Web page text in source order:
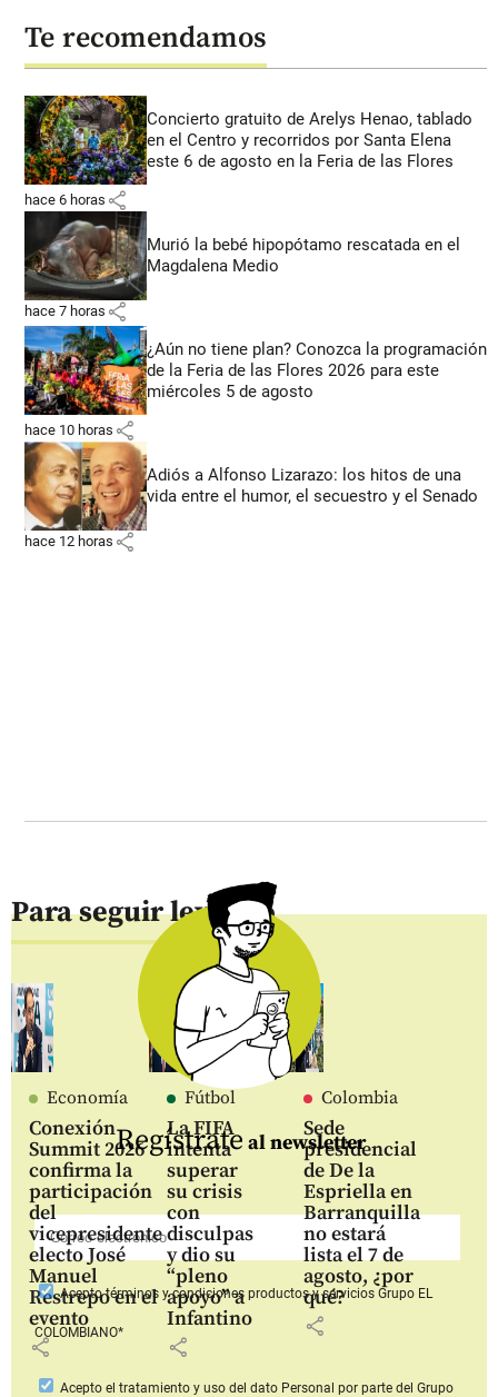
Te recomendamos
Concierto gratuito de Arelys Henao, tablado
en el Centro y recorridos por Santa Elena
este 6 de agosto en la Feria de las Flores
hace 6 horas share
Murió la bebé hipopótamo rescatada en el
Magdalena Medio
hace 7 horas share
¿Aún no tiene plan? Conozca la programación
de la Feria de las Flores 2026 para este
miércoles 5 de agosto
hace 10 horas share
Adiós a Alfonso Lizarazo: los hitos de una
vida entre el humor, el secuestro y el Senado
hace 12 horas share
Para seguir leyendo
Economía
Conexión
Summit 2026
confirma la
participación
del
vicepresidente
electo José
Manuel
Restrepo en el
evento
share
Fútbol
La FIFA
intenta
superar
su crisis
con
disculpas
y dio su
“pleno
apoyo” a
Infantino
share
Colombia
Sede
presidencial
de De la
Espriella en
Barranquilla
no estará
lista el 7 de
agosto, ¿por
qué?
share
Regístrate al newsletter
Aceptotérminos y condiciones productos y serviciosGrupo EL
COLOMBIANO*
Acepto el tratamiento y uso del dato Personal por parte del Grupo